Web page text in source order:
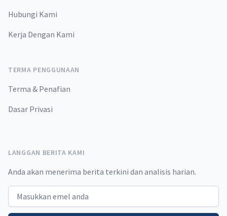
Hubungi Kami
Kerja Dengan Kami
TERMA PENGGUNAAN
Terma & Penafian
Dasar Privasi
LANGGAN BERITA KAMI
Anda akan menerima berita terkini dan analisis harian.
Email address